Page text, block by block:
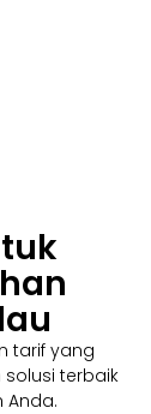
tarif yang
solusi terbaik
Anda.